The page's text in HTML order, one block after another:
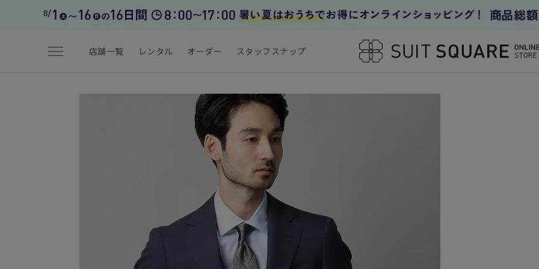
menu 店舗一覧 レンタル オーダー スタッフスナップ